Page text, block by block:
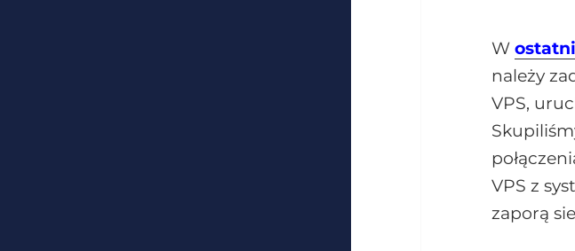
W
należy
VPS,
VPS z
zaporą